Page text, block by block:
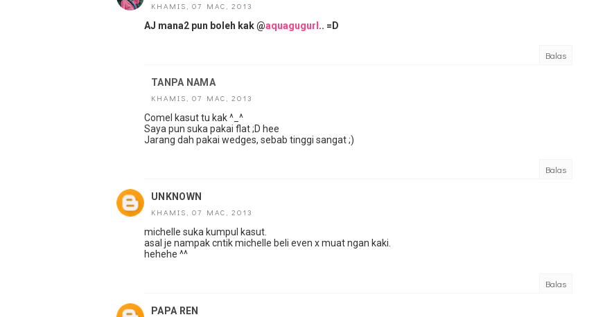
KHAMIS, 07 MAC, 2013
AJ mana2 pun boleh kak @aquagugurl .. =D
Balas
TANPA NAMA
KHAMIS, 07 MAC, 2013
Comel kasut tu kak ^_^
Saya pun suka pakai flat ;D hee
Jarang dah pakai wedges, sebab tinggi sangat ;)
Balas
UNKNOWN
KHAMIS, 07 MAC, 2013
michelle suka kumpul kasut.
asal je nampak cntik michelle beli even x muat ngan kaki.
hehehe ^^
Balas
PAPA REN